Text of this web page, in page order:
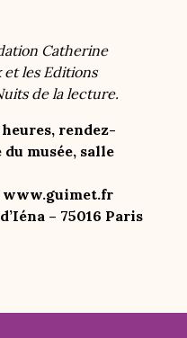
Catherine
et les Editions
de la lecture.
heures, rendez-
musée, salle
www.guimet.fr
– 75016 Paris